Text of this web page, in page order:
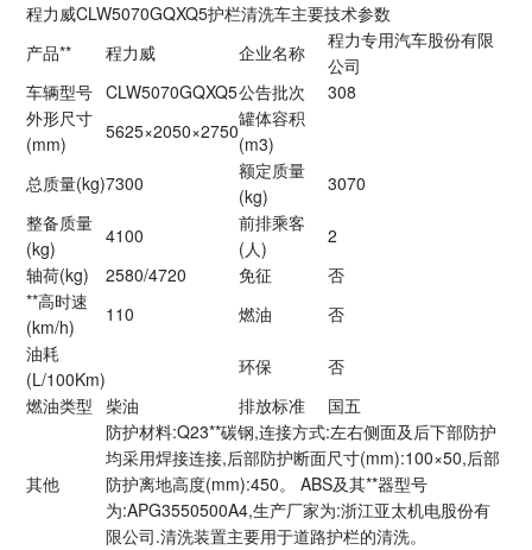
程力威CLW5070GQXQ5护栏清洗车主要技术参数
产品**
程力威 企业名称
程力专用汽车股份有限
公司
车辆型号 CLW5070GQXQ5公告批次
308
外形尺寸
(mm)
5625×2050×2750
罐体容积
(m3)
总质量(kg)7300
额定质量
(kg)
3070
整备质量
(kg)
4100
前排乘客
(人)
2
轴荷(kg)
2580/4720 免征
否
**高时速
(km/h)
110 燃油
否
油耗
(L/100Km)
环保
否
燃油类型
柴油 排放标准 国五
其他
防护材料:Q23**碳钢,连接方式:左右侧面及后下部防护
均采用焊接连接,后部防护断面尺寸(mm):100×50,后部
防护离地高度(mm):450。 ABS及其**器型号
为:APG3550500A4,生产厂家为:浙江亚太机电股份有
限公司.清洗装置主要用于道路护栏的清洗。